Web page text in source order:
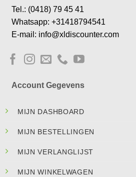
Tel.: (0418) 79 45 41
Whatsapp: +31418794541
E-mail: info@xldiscounter.com
Account Gegevens
MIJN DASHBOARD
MIJN BESTELLINGEN
MIJN VERLANGLIJST
MIJN WINKELWAGEN